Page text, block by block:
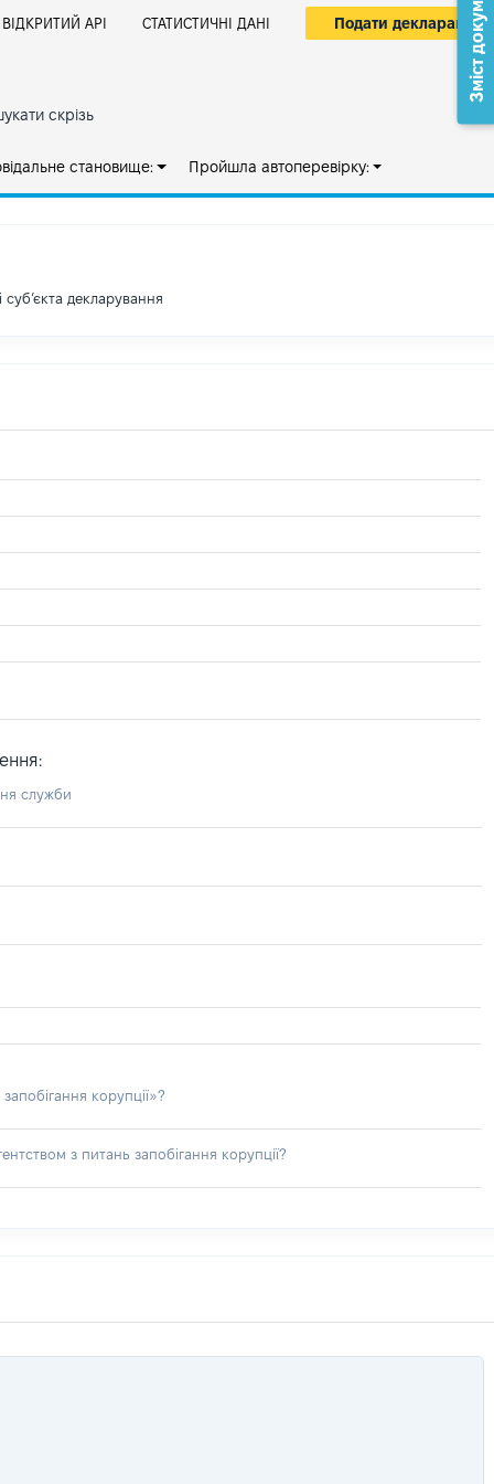
ВІДКРИТИЙ АРІ СТАТИСТИЧНІ ДАНІ Подати декларацію
скрізь
становище: Пройшла автоперевірку:
декларування
служби
корупції»?
з питань запобігання корупції?
Зміст документа